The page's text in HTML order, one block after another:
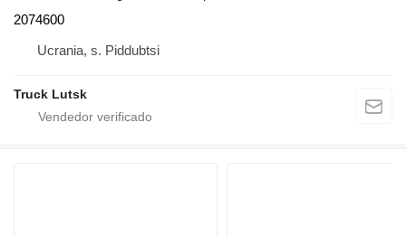
2074600
Ucrania, s. Piddubtsi
Truck Lutsk